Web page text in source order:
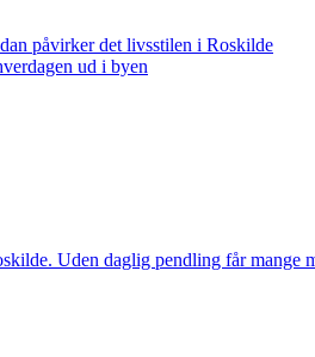
påvirker det livsstilen i Roskilde
ud i byen
Uden daglig pendling får